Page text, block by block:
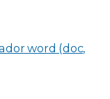
word (doc,